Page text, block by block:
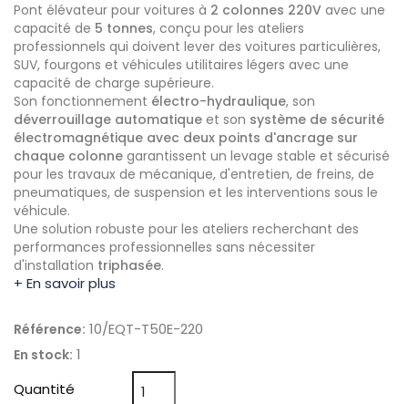
Pont élévateur pour voitures à 2 colonnes 220V avec une
capacité de 5 tonnes, conçu pour les ateliers
professionnels qui doivent lever des voitures particulières,
SUV, fourgons et véhicules utilitaires légers avec une
capacité de charge supérieure.
Son fonctionnement électro-hydraulique, son
déverrouillage automatique et son système de sécurité
électromagnétique avec deux points d'ancrage sur
chaque colonne garantissent un levage stable et sécurisé
pour les travaux de mécanique, d'entretien, de freins, de
pneumatiques, de suspension et les interventions sous le
véhicule.
Une solution robuste pour les ateliers recherchant des
performances professionnelles sans nécessiter
d'installation triphasée.
+ En savoir plus
Référence: 10/EQT-T50E-220
En stock: 1
Quantité